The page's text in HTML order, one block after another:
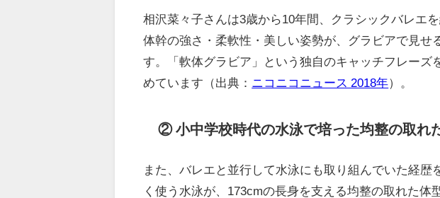
相沢菜々子さんは3歳から10年間、クラシックバレエ
体幹の強さ・柔軟性・美しい姿勢が、グラビアで見せ
す。「軟体グラビア」という独自のキャッチフレーズ
めています（出典： ニコニコニュース 2018年）。
② 小中学校時代の水泳で培った均整の取れ
また、バレエと並行して水泳にも取り組んでいた経歴
く使う水泳が、173cmの長身を支える均整の取れた体